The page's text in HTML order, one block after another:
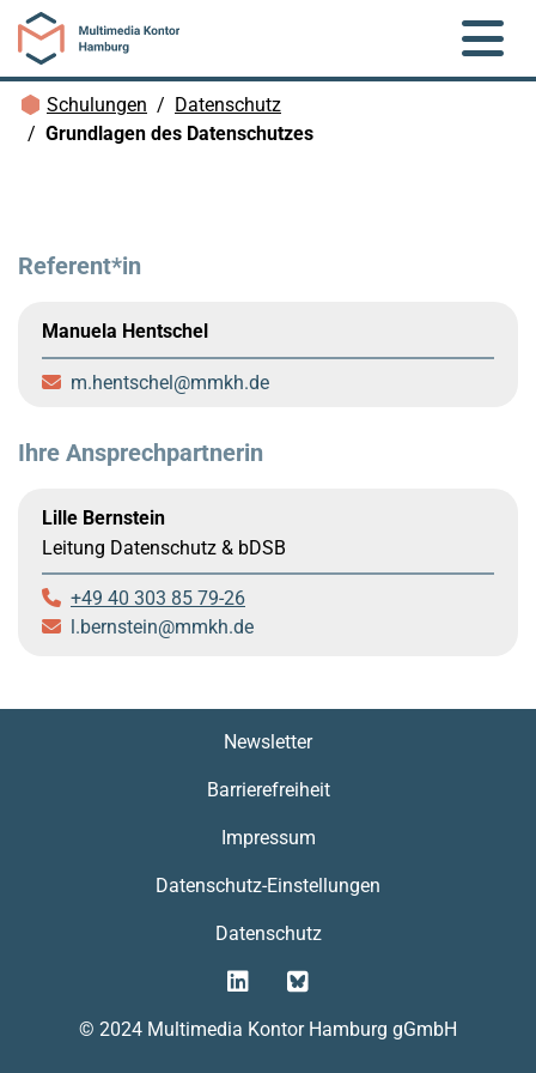
Zum Hauptinhalt springen
Brotkrümelnavigation
Schulungen
Datenschutz
Grundlagen des Datenschutzes
Referent*in
Manuela Hentschel
m.hentschel mmkh.de
Ihre Ansprechpartnerin
Lille Bernstein
Leitung Datenschutz & bDSB
+49 40 303 85 79-26
l.bernstein
mmkh.de
© 2024 Multimedia Kontor Hamburg gGmbH
Datenschutz
Datenschutz-Einstellungen
Impressum
Barrierefreiheit
Newsletter